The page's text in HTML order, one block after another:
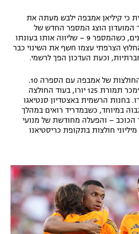
– "מרלן"
כי קיליאן אמבפה ילבש מעתה את
10. באתר המועדון הוצג המספר החדש של
שחקנה המצויין של הלבנים, כשהמספר 9 – שליווה אותו בעונתו
הצרפתי עצמו חשף את השינוי כבר
וכעת העדכון הפך לרשמי.
ביום רביעי תחל מכירת החולצות של אמבפה עם הספרה 10.
כאשר הגרסה הרגילה תימכר תמורת 125 יורו, בעוד החולצה
תעלה 175 יורו. בחנות הרשמית באצטדיון סנטיאגו
במיוחד, כשבמדריד רואים במהלך
הכוכב – והפעלה מחודשת של מנועי
חולצות בתקופת כריסטיאנו